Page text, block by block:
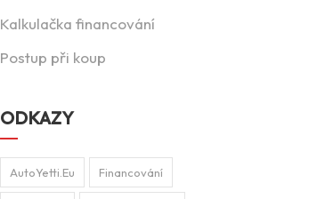
Kalkulačka financování
Postup při koup
ODKAZY
AutoYetti.eu Financování